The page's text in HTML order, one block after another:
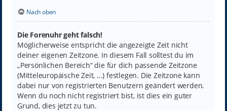
Nach oben
Die Forenuhr geht falsch!
Möglicherweise entspricht die angezeigte Zeit nicht
deiner eigenen Zeitzone. In diesem Fall solltest du im
„Persönlichen Bereich“ die für dich passende Zeitzone
(Mitteleuropäische Zeit, ...) festlegen. Die Zeitzone kann
dabei nur von registrierten Benutzern geändert werden.
Wenn du noch nicht registriert bist, ist dies ein guter
Grund, dies jetzt zu tun.